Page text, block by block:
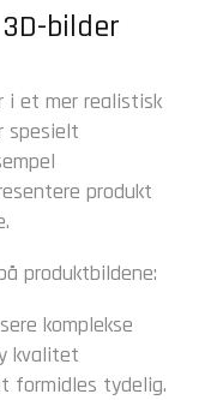
bilder
i et mer realistisk
spesielt
produkt
produktbildene:
komplekse
kvalitet
formidles tydelig.